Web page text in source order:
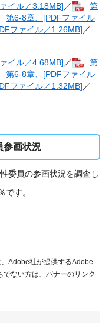
イル／3.18MB] ／
第
第6-8章、[PDFファイル
ファイル／1.26MB] ／
イル／4.68MB] ／
第
第6-8章、[PDFファイル
ファイル／1.32MB] ／
参画状況
委員の参画状況を調査し
す。
Adobe社が提供するAdobe
ない方は、バナーのリンク